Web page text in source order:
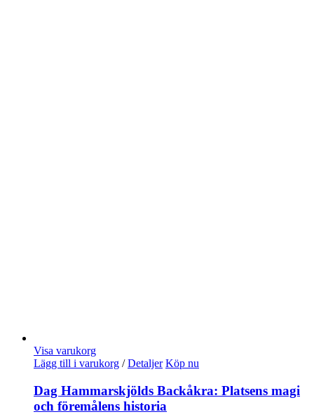
Visa varukorg
Lägg till i varukorg / Detaljer Köp nu
Dag Hammarskjölds Backåkra: Platsens magi
och föremålens historia